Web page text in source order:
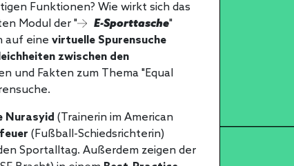
Funktionen? Wie wirkt sich das
Modul der "
E-Sporttasche"
auf eine virtuelle Spurensuche
zwischen den
und Fakten zum Thema "Equal
Nurasyid (Trainerin im American
(Fußball-Schiedsrichterin)
Sportalltag. Außerdem zeigen der